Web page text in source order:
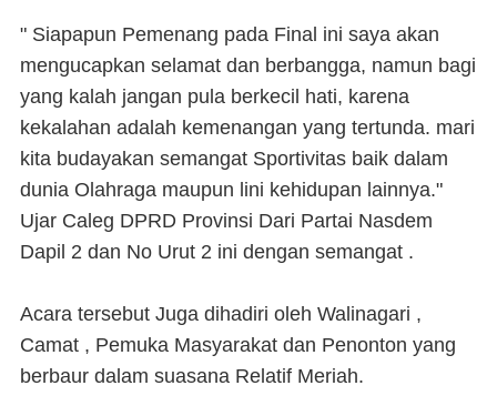
" Siapapun Pemenang pada Final ini saya akan
mengucapkan selamat dan berbangga, namun bagi
yang kalah jangan pula berkecil hati, karena
kekalahan adalah kemenangan yang tertunda. mari
kita budayakan semangat Sportivitas baik dalam
dunia Olahraga maupun lini kehidupan lainnya."
Ujar Caleg DPRD Provinsi Dari Partai Nasdem
Dapil 2 dan No Urut 2 ini dengan semangat .
Acara tersebut Juga dihadiri oleh Walinagari ,
Camat , Pemuka Masyarakat dan Penonton yang
berbaur dalam suasana Relatif Meriah.